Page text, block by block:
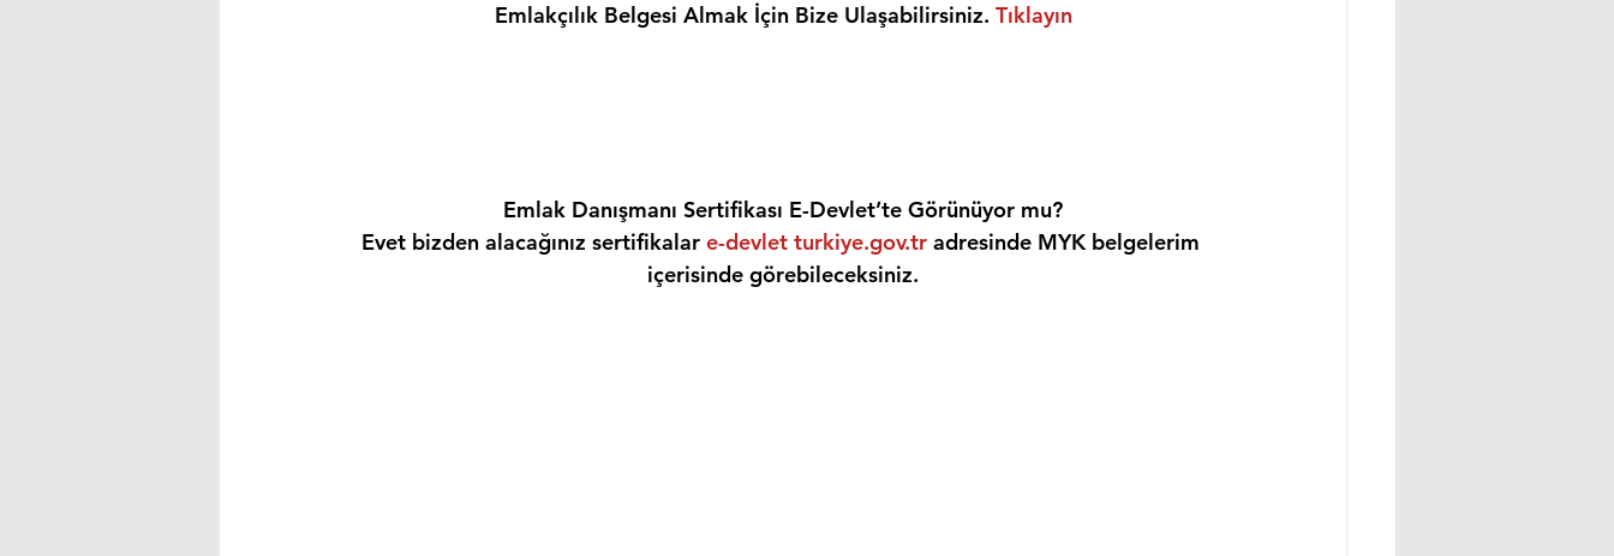
Emlakçılık Belgesi Almak İçin Bize Ulaşabilirsiniz. Tıklayın
Emlak Danışmanı Sertifikası E-Devlet’te Görünüyor mu?
Evet bizden alacağınız sertifikalar e-devlet turkiye.gov.tr adresinde MYK belgelerim
içerisinde görebileceksiniz.